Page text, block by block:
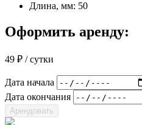
Длина, мм: 50
Оформить аренду:
49 ₽ / сутки
Дата начала
Дата окончания
Арендовать